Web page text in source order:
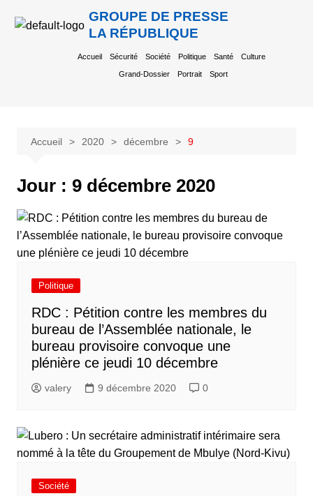
GROUPE DE PRESSE
LA RÉPUBLIQUE
Accueil Sécurité Société Politique Santé Culture
Grand-Dossier Portrait Sport
Accueil 2020 décembre 9
Jour : 9 décembre 2020
Politique
RDC : Pétition contre les membres du
bureau de l’Assemblée nationale, le
bureau provisoire convoque une
plénière ce jeudi 10 décembre
valery 9 décembre 2020 0
Société